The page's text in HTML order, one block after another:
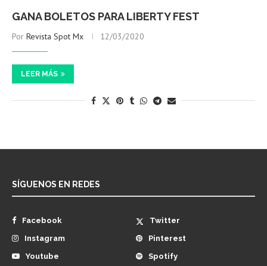
GANA BOLETOS PARA LIBERTY FEST
Por Revista Spot Mx 12/03/2020
LEER MÁS
SÍGUENOS EN REDES
Facebook
Twitter
Instagram
Pinterest
Youtube
Spotify